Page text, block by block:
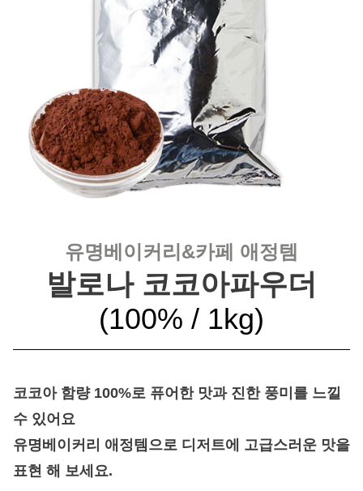
유명베이커리&카페 애정템
발로나 코코아파우더
(100% / 1kg)
코코아 함량 100%로 퓨어한 맛과 진한 풍미를 느낄
수 있어요
유명베이커리 애정템으로 디저트에 고급스러운 맛을
표현 해 보세요.